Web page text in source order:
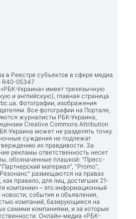
в Реестре субъектов в сфере медиа
05347
Украина» имеет трехязычную
и английскую), главная страница
. Фотографии, изображения
Все фотографии на Портале,
журналисты РБК-Украина,
Creative Commons Attribution
Украина может не разделять точку
суждения не подлежат
их правдивости. За
рекламы ответственность несет
обозначенные плашкой: "Пресс-
материал", "Promo",
размещаются на правах
правило, для лиц, достигших 21-
компании» – это информационный
события и объявления,
компаний, базирующиеся на
самими компаниями, и за которые
Онлайн-медиа «РБК-